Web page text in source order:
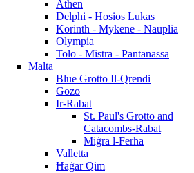
Athen
Delphi - Hosios Lukas
Korinth - Mykene - Nauplia
Olympia
Tolo - Mistra - Pantanassa
Malta
Blue Grotto Il-Qrendi
Gozo
Ir-Rabat
St. Paul's Grotto and
Catacombs-Rabat
Miġra l-Ferħa
Valletta
Ħaġar Qim